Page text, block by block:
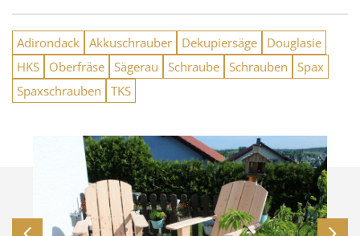
Adirondack Akkuschrauber Dekupiersäge
Douglasie
HKS
Oberfräse Sägerau Schraube Schrauben
Spax
Spaxschrauben
TKS